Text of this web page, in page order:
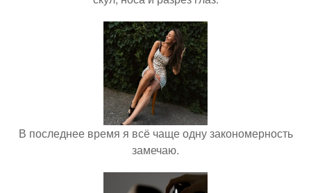
В последнее время я всё чаще одну закономерность
замечаю.